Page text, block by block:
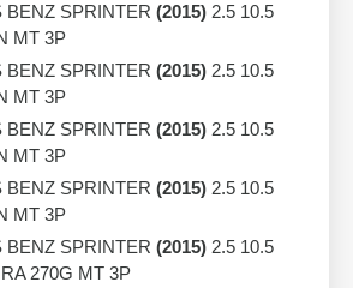
BENZ SPRINTER (2015) 2.5 10.5
MT 3P
BENZ SPRINTER (2015) 2.5 10.5
MT 3P
BENZ SPRINTER (2015) 2.5 10.5
MT 3P
BENZ SPRINTER (2015) 2.5 10.5
MT 3P
BENZ SPRINTER (2015) 2.5 10.5
270G MT 3P